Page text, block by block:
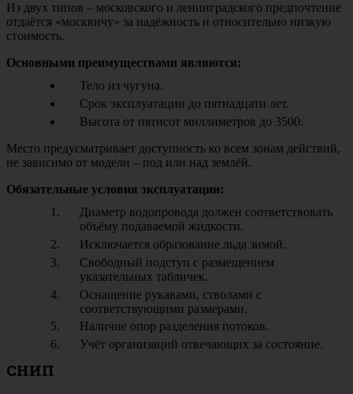
Из двух типов – московского и ленинградского предпочтение
отдаётся «москвичу» за надёжность и относительно низкую
стоимость.
Основными преимуществами являются:
Тело из чугуна.
Срок эксплуатации до пятнадцати лет.
Высота от пятисот миллиметров до 3500.
Место предусматривает доступность ко всем зонам действий,
не зависимо от модели – под или над землёй.
Обязательные условия эксплуатации:
Диаметр водопровода должен соответствовать
объёму подаваемой жидкости.
Исключается образование льда зимой.
Свободный подступ с размещением
указательных табличек.
Оснащение рукавами, стволами с
соответствующими размерами.
Наличие опор разделения потоков.
Учёт организаций отвечающих за состояние.
СНИП